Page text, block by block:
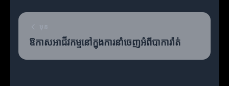
ឱកាសអាជីវកម្មនៅក្នុងការនាំចេញអំពីបាការ៉ាត់